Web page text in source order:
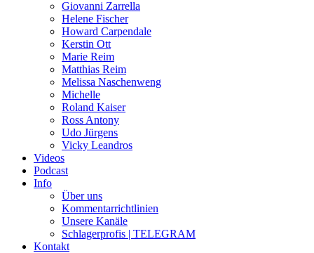
Giovanni Zarrella
Helene Fischer
Howard Carpendale
Kerstin Ott
Marie Reim
Matthias Reim
Melissa Naschenweng
Michelle
Roland Kaiser
Ross Antony
Udo Jürgens
Vicky Leandros
Videos
Podcast
Info
Über uns
Kommentarrichtlinien
Unsere Kanäle
Schlagerprofis | TELEGRAM
Kontakt